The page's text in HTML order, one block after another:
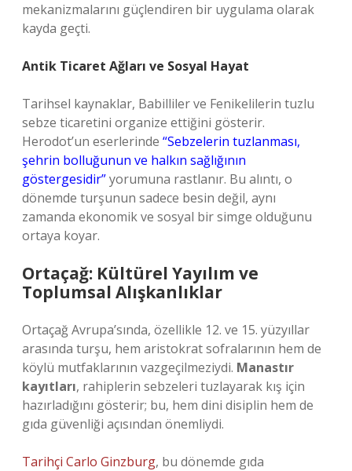
mekanizmalarını güçlendiren bir uygulama olarak
kayda geçti.
Antik Ticaret Ağları ve Sosyal Hayat
Tarihsel kaynaklar, Babilliler ve Fenikelilerin tuzlu
sebze ticaretini organize ettiğini gösterir.
Herodot’un eserlerinde “Sebzelerin tuzlanması,
şehrin bolluğunun ve halkın sağlığının
göstergesidir”yorumuna rastlanır. Bu alıntı, o
dönemde turşunun sadece besin değil, aynı
zamanda ekonomik ve sosyal bir simge olduğunu
ortaya koyar.
Ortaçağ: Kültürel Yayılım ve
Toplumsal Alışkanlıklar
Ortaçağ Avrupa’sında, özellikle 12. ve 15. yüzyıllar
arasında turşu, hem aristokrat sofralarının hem de
köylü mutfaklarının vazgeçilmeziydi. Manastır
kayıtları, rahiplerin sebzeleri tuzlayarak kış için
hazırladığını gösterir; bu, hem dini disiplin hem de
gıda güvenliği açısından önemliydi.
Tarihçi Carlo Ginzburg, bu dönemde gıda